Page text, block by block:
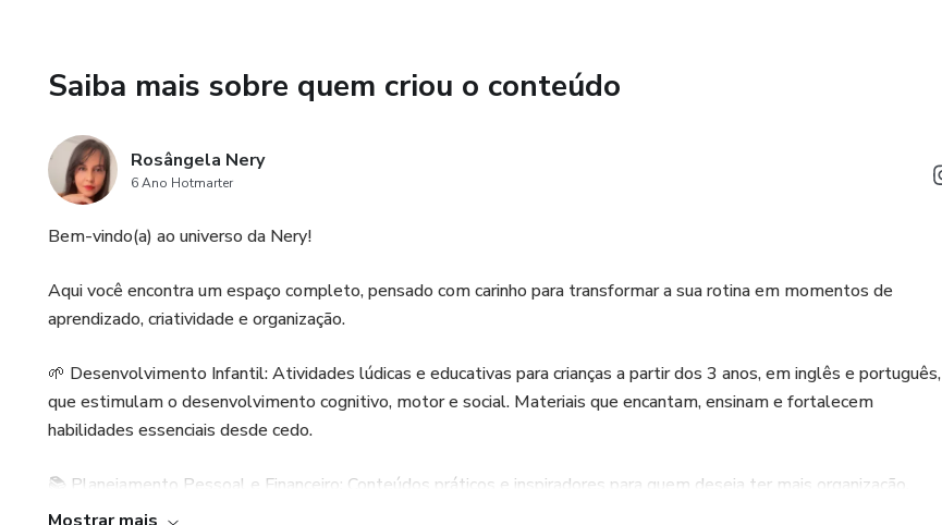
Saiba mais sobre quem criou o conteúdo
Rosângela Nery
6 Ano Hotmarter
Bem-vindo(a) ao universo da Nery!
Aqui você encontra um espaço completo, pensado com carinho para transformar a sua rotina em momentos de
aprendizado, criatividade e organização.
🌱 Desenvolvimento Infantil: Atividades lúdicas e educativas para crianças a partir dos 3 anos, em inglês e português,
que estimulam o desenvolvimento cognitivo, motor e social. Materiais que encantam, ensinam e fortalecem
habilidades essenciais desde cedo.
📚 Planejamento Pessoal e Financeiro: Conteúdos práticos e inspiradores para quem deseja ter mais organização,
equilíbrio e clareza nas metas do dia a dia.